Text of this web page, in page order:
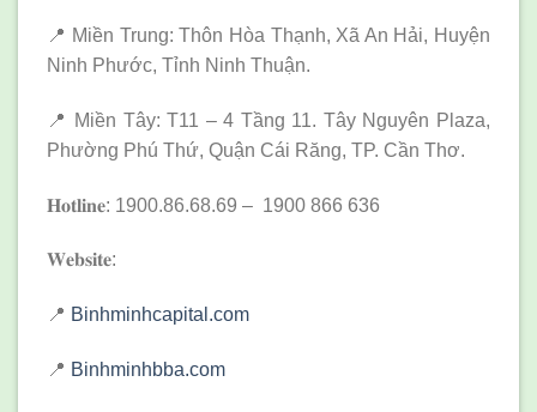
📍 Miền Trung: Thôn Hòa Thạnh, Xã An Hải, Huyện
Ninh Phước, Tỉnh Ninh Thuận.
📍 Miền Tây: T11 – 4 Tầng 11. Tây Nguyên Plaza,
Phường Phú Thứ, Quận Cái Răng, TP. Cần Thơ.
𝐇𝐨𝐭𝐥𝐢𝐧𝐞: 1900.86.68.69 – 1900 866 636
𝐖𝐞𝐛𝐬𝐢𝐭𝐞:
📍 Binhminhcapital.com
📍 Binhminhbba.com